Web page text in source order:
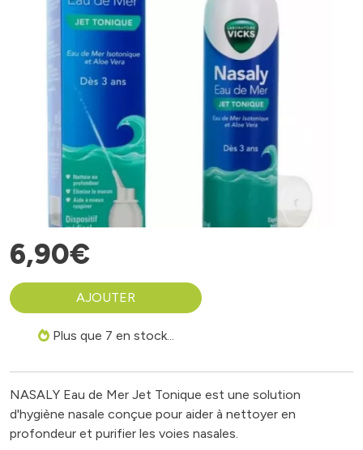
6,90€
AJOUTER
Plus que 7 en stock...
NASALY Eau de Mer Jet Tonique est une solution
d'hygiène nasale conçue pour aider à nettoyer en
profondeur et purifier les voies nasales.